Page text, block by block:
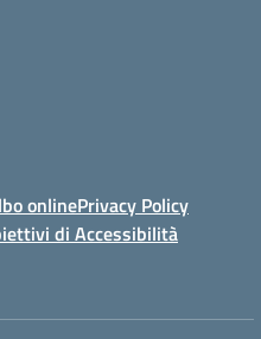
onlinePrivacy Policy
di Accessibilità